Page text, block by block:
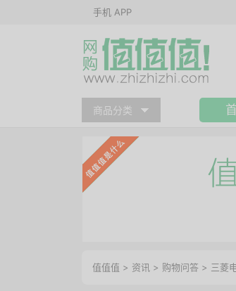
手机 APP
商品分类
值值值 > 资讯 > 购物问答 > 三菱